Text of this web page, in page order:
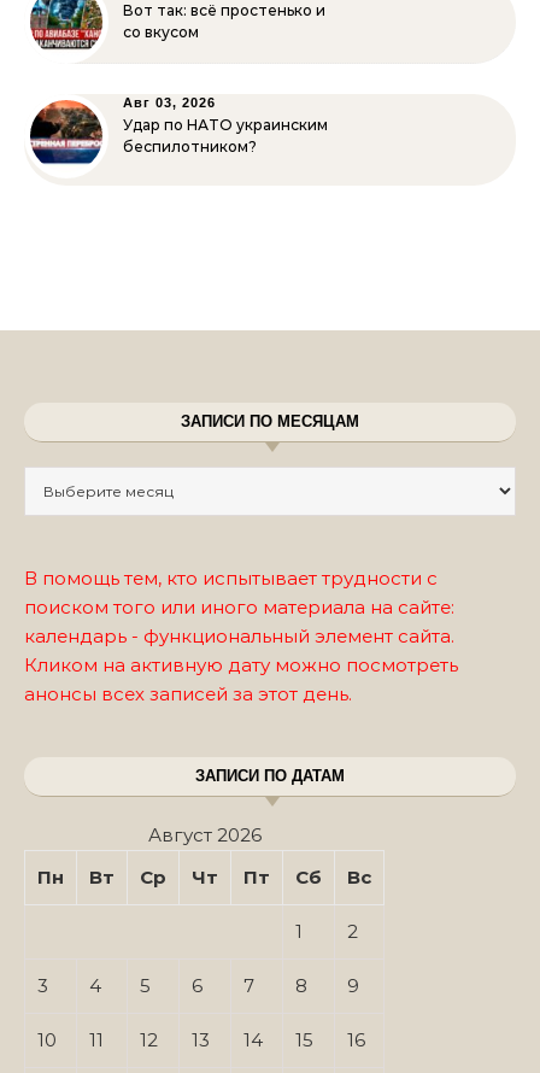
Вот так: всё простенько и
со вкусом
Авг 03, 2026
Удар по НАТО украинским
беспилотником?
ЗАПИСИ ПО МЕСЯЦАМ
В помощь тем, кто испытывает трудности с
поиском того или иного материала на сайте:
календарь - функциональный элемент сайта.
Кликом на активную дату можно посмотреть
анонсы всех записей за этот день.
ЗАПИСИ ПО ДАТАМ
Август 2026
Пн
Вт Ср Чт Пт Сб Вс
1 2
3 4 5 6 7 8 9
10 11 12 13 14 15 16